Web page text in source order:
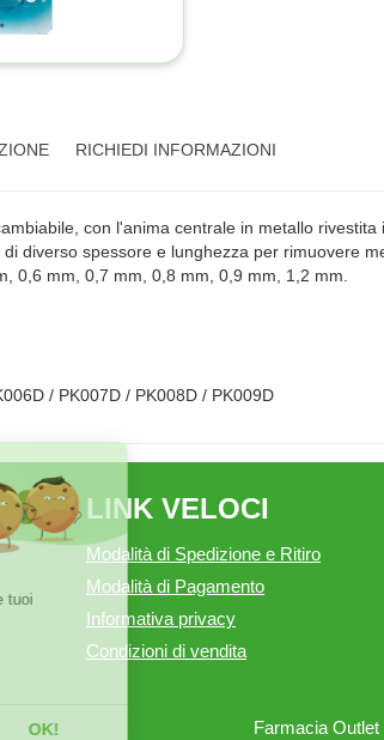
RICHIEDI INFORMAZIONI
con l'anima centrale in metallo
diverso spessore e lunghezza per rimuovere
0,6 mm, 0,7 mm, 0,8 mm, 0,9 mm, 1,2 mm.
/ PK007D / PK008D / PK009D
LINK VELOCI
Modalità di Spedizione e Ritiro
Modalità di Pagamento
Informativa privacy
Condizioni di vendita
Farmacia